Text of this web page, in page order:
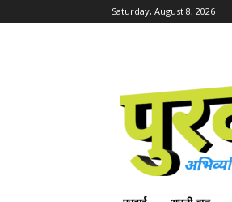
Saturday, August 8, 2026